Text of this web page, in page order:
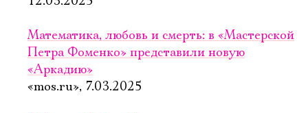
Математика, любовь и смерть: в «Мастерской
Петра Фоменко» представили новую
«Аркадию»
«mos.ru», 7.03.2025